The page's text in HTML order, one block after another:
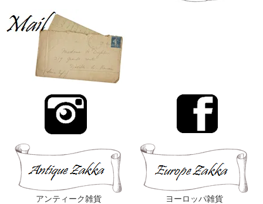
アンティーク雑貨
ヨーロッパ雑貨